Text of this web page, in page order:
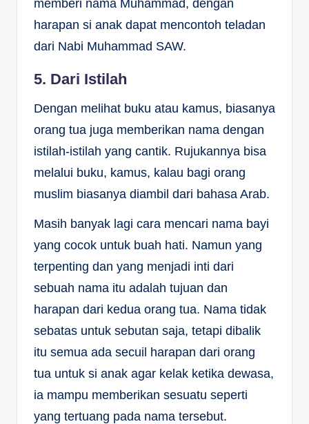
memberi nama Muhammad, dengan
harapan si anak dapat mencontoh teladan
dari Nabi Muhammad SAW.
5. Dari Istilah
Dengan melihat buku atau kamus, biasanya
orang tua juga memberikan nama dengan
istilah-istilah yang cantik. Rujukannya bisa
melalui buku, kamus, kalau bagi orang
muslim biasanya diambil dari bahasa Arab.
Masih banyak lagi cara mencari nama bayi
yang cocok untuk buah hati. Namun yang
terpenting dan yang menjadi inti dari
sebuah nama itu adalah tujuan dan
harapan dari kedua orang tua. Nama tidak
sebatas untuk sebutan saja, tetapi dibalik
itu semua ada secuil harapan dari orang
tua untuk si anak agar kelak ketika dewasa,
ia mampu memberikan sesuatu seperti
yang tertuang pada nama tersebut.